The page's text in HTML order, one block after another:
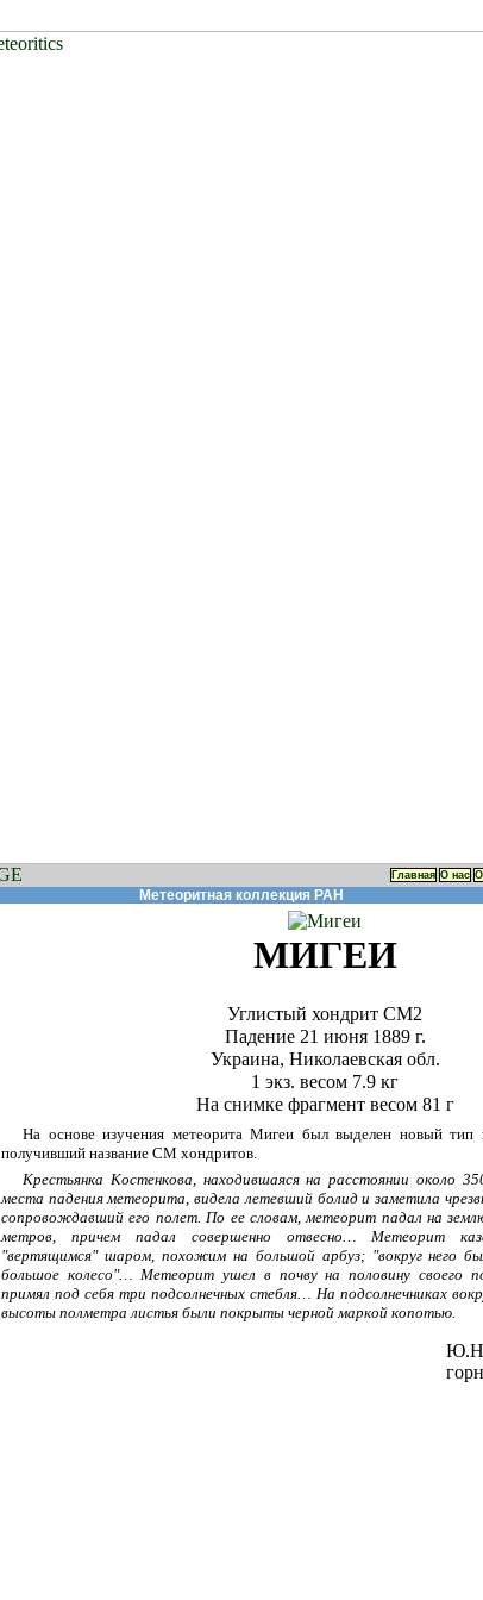
Главная О нас О
Метеоритная коллекция РАН
МИГЕИ
Углистый хондрит СМ2
Падение 21 июня 1889 г.
Украина, Николаевская обл.
1 экз. весом 7.9 кг
На снимке фрагмент весом 81 г
На основе изучения метеорита Мигеи был выделен новый тип
получивший название СМ хондритов.
Крестьянка Костенкова, находившаяся на расстоянии около
места падения метеорита, видела летевший болид и заметила
сопровождавший его полет. По ее словам, метеорит падал на
метров, причем падал совершенно отвесно… Метеорит
"вертящимся" шаром, похожим на большой арбуз; "вокруг него
большое колесо"… Метеорит ушел в почву на половину своего
примял под себя три подсолнечных стебля… На подсолнечниках
высоты полметра листья были покрыты черной маркой копотью.